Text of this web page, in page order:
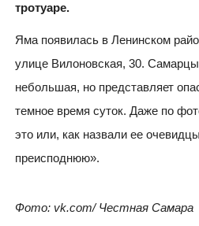
тротуаре.
Яма появилась в Ленинском
улице Вилоновская, 30.
небольшая, но представляет
темное время суток. Даже по
это или, как назвали ее
преисподнюю».
Фото: vk.com/ Честная Самара